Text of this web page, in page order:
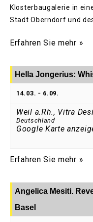
Klosterbaugalerie in
Stadt Oberndorf und
Erfahren Sie mehr »
Hella Jongerius:
14.03. - 6.09.
Weil a.Rh., Vitra
Deutschland
Google Karte
Erfahren Sie mehr »
Angelica Mesiti.
Basel